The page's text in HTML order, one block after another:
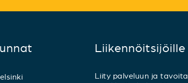
Liikennöitsijöille
Liity palveluun ja tavoita